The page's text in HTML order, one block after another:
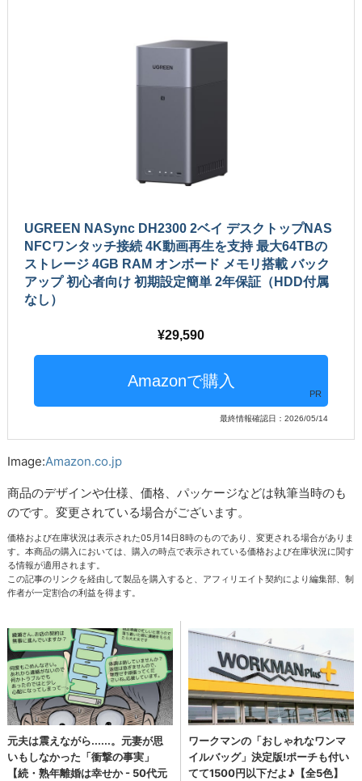
UGREEN NASync DH2300 2ベイ デスクトップNAS
NFCワンタッチ接続​​ 4K動画再生を支持 最大64TBの
ストレージ 4GB RAM オンボード メモリ搭載 バック
アップ 初心者向け 初期設定簡単 ​​2年保証（HDD付属
なし）
29,590
PR
最終情報確認日：2026/05/14
Image:Amazon.co.jp
商品のデザインや仕様、価格、パッケージなどは執筆当時のも
のです。変更されている場合がございます。
価格および在庫状況は表示された05月14日8時のものであり、変更される場合がありま
す。本商品の購入においては、購入の時点で表示されている価格および在庫状況に関す
る情報が適用されます。
この記事のリンクを経由して製品を購入すると、アフィリエイト契約により編集部、制
作者が一定割合の利益を得ます。